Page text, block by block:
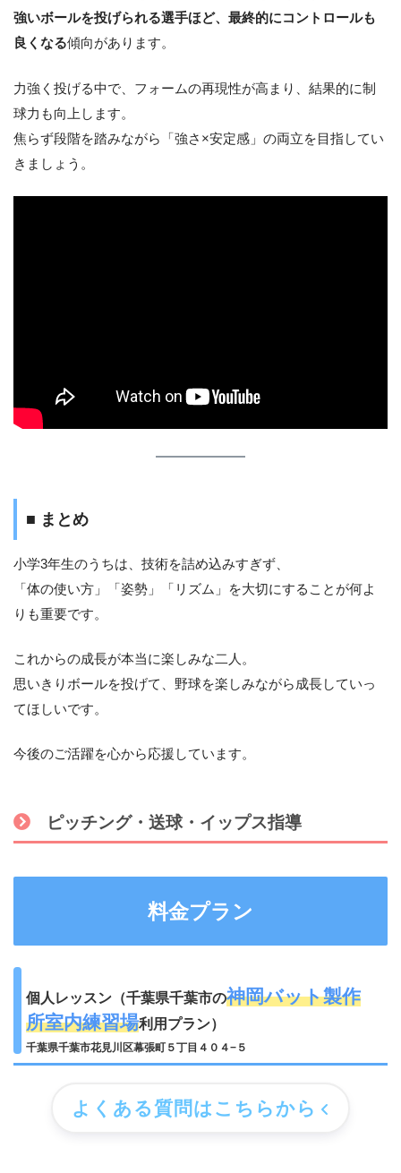
強いボールを投げられる選手ほど、最終的にコントロールも
良くなる傾向があります。
力強く投げる中で、フォームの再現性が高まり、結果的に制
球力も向上します。
焦らず段階を踏みながら「強さ×安定感」の両立を目指してい
きましょう。
■ まとめ
小学3年生のうちは、技術を詰め込みすぎず、
「体の使い方」「姿勢」「リズム」を大切にすることが何よ
りも重要です。
これからの成長が本当に楽しみな二人。
思いきりボールを投げて、野球を楽しみながら成長していっ
てほしいです。
今後のご活躍を心から応援しています。
ピッチング・送球・イップス指導
料金プラン
個人レッスン（千葉県千葉市の神岡バット製作
所室内練習場利用プラン）
千葉県千葉市花見川区幕張町５丁目４０４−５
よくある質問はこちらから